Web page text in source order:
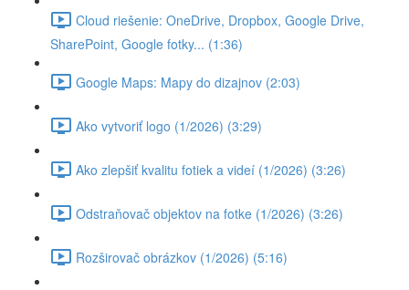
Cloud riešenie: OneDrive, Dropbox, Google Drive,
SharePoint, Google fotky... (1:36)
Google Maps: Mapy do dizajnov (2:03)
Ako vytvoriť logo (1/2026) (3:29)
Ako zlepšiť kvalitu fotiek a videí (1/2026) (3:26)
Odstraňovač objektov na fotke (1/2026) (3:26)
Rozširovač obrázkov (1/2026) (5:16)